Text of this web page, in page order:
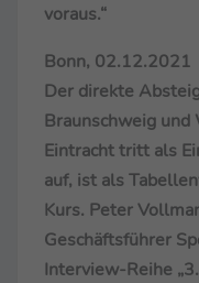
voraus.“
Bonn, 02.12.2021
Der direkte
Braunschweig
Eintracht tritt als
auf, ist als
Kurs. Peter
Geschäftsführer
Interview-Reihe